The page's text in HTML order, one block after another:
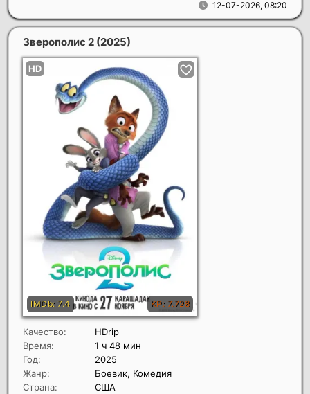
12-07-2026, 08:20
Зверополис 2 (2025)
Качество:
HDrip
Время:
1 ч 48 мин
Год:
2025
Жанр:
Боевик, Комедия
Страна:
США